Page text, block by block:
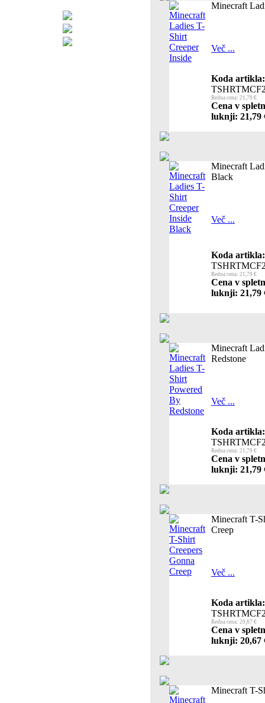
Minecraft
Več ...
Koda artikla:
Redna cena: 21,79 €
Cena v
luknji: 21,79
Minecraft
Black
Več ...
Koda artikla:
Redna cena: 21,79 €
Cena v
luknji: 21,79
Minecraft
Redstone
Več ...
Koda artikla:
Redna cena: 21,79 €
Cena v
luknji: 21,79
Minecraft T-
Creep
Več ...
Koda artikla:
Redna cena: 20,67 €
Cena v
luknji: 20,67
Minecraft T-